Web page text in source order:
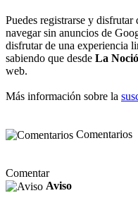
Puedes registrarse y disfrutar
navegar sin anuncios de
disfrutar de una experiencia
sabiendo que desde La
web.
Más información sobre la
Comentarios
Comentar
Aviso